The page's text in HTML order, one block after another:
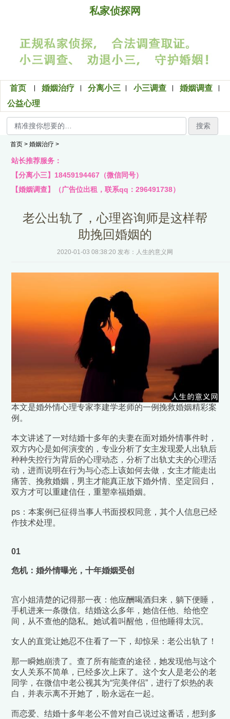
私家侦探网
首页 婚姻治疗 分离小三 小三调查
婚姻调查
公益心理
搜索
首页 > 婚姻治疗 >
站长推荐服务：
【分离小三】18459194467（微信同号）
【婚姻调查】（广告位出租，联系qq：296491738）
老公出轨了，心理咨询师是这样帮
助挽回婚姻的
2020-01-03 08:38:20 发布：人生的意义网
本文是婚外情心理专家李建学老师的一例挽救婚姻精彩案
例。
本文讲述了一对结婚十多年的夫妻在面对婚外情事件时，
双方内心是如何演变的，专业分析了女主发现爱人出轨后
种种失控行为背后的心理动态，分析了出轨丈夫的心理活
动，进而说明在行为与心态上该如何去做，女主才能走出
痛苦、挽救婚姻，男主才能真正放下婚外情、坚定回归，
双方才可以重建信任，重塑幸福婚姻。
ps：本案例已征得当事人书面授权同意，其个人信息已经
作技术处理。
01
危机：婚外情曝光，十年婚姻受创
宫小姐清楚的记得那一夜：他应酬喝酒归来，躺下便睡，
手机进来一条微信。结婚这么多年，她信任他、给他空
间，从不查他的隐私。她试着叫醒他，但他睡得太沉。
女人的直觉让她忍不住看了一下，却惊呆：老公出轨了！
那一瞬她崩溃了。查了所有能查的途径，她发现他与这个
女人关系不简单，已经多次上床了。这个女人是老公的老
同学，在微信中老公视其为“完美伴侣”，进行了炽热的表
白，并表示离不开她了，盼永远在一起。
而恋爱、结婚十多年老公不曾对自己说过这番话，想到多